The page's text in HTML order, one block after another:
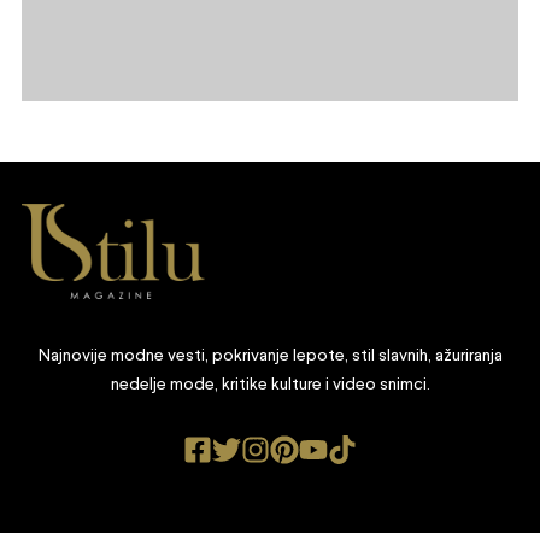
Najnovije modne vesti, pokrivanje lepote, stil slavnih, ažuriranja
nedelje mode, kritike kulture i video snimci.